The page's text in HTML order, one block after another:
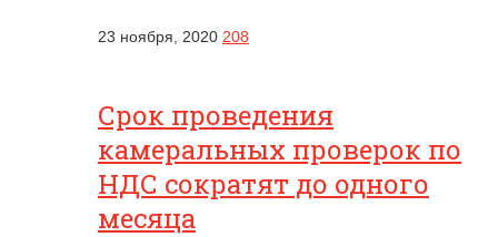
23 ноября, 2020 208
Срок проведения
камеральных проверок по
НДС сократят до одного
месяца